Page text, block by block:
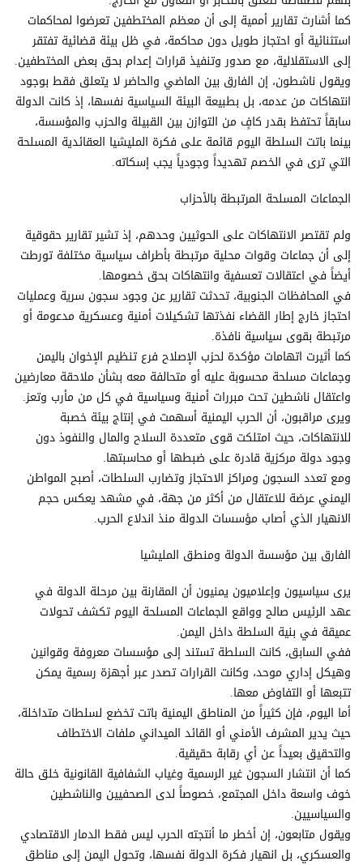
كما أشارت تقارير أممية إلى أن معظم المختطفين تعرضوا لمحاكمات
استثنائية أو احتجاز طويل دون محاكمة، في ظل بيئة قضائية تفتقر
إلى الاستقلالية، مع صدور وتنفيذ قرارات إعدام بحق بعض المختطفين.
ويقول ناشطون، إن الفارق بين الماضي والحاضر لا يتعلق فقط بوجود
انتهاكات من عدمه، بل بطبيعة البيئة السياسية نفسها، إذ كانت الدولة
سابقاً تحتفظ بقدر كافٍ من التوازن بين القبيلة والحزب والمؤسسة،
بينما باتت السلطة اليوم قائمة على فكرة المليشيا العقائدية المسلحة
التي ترى في الخصم تهديداً وجودياً يجب إسكاته.
الجماعات المسلحة المرتبطة بالأحزاب
ولم تقتصر الانتهاكات على الحوثيين وحدهم، إذ تشير تقارير حقوقية
إلى أن جماعات وقوات محلية مرتبطة بأطراف سياسية مختلفة تورطت
أيضاً في اعتقالات تعسفية وانتهاكات بحق خصومها.
في المحافظات الجنوبية، تحدثت تقارير عن وجود سجون سرية وعمليات
احتجاز خارج إطار القضاء نفذتها تشكيلات أمنية وعسكرية مدعومة أو
مرتبطة بقوى سياسية نافذة.
كما أثيرت اتهامات مؤكدة لحزب الإصلاح فرع تنظيم الإخوان باليمن
وجماعات مسلحة محسوبة عليه أو متحالفة معه بشأن ملاحقة معارضين
واعتقال ناشطين تحت مبررات أمنية وسياسية في كل من مأرب وتعز.
ويرى مراقبون، أن الحرب اليمنية أسهمت في إنتاج بيئة خصبة
للانتهاكات، حيث امتلكت قوى متعددة السلاح والمال والنفوذ دون
وجود دولة مركزية قادرة على ضبطها أو محاسبتها.
ومع تعدد السجون ومراكز الاحتجاز وتضارب السلطات، أصبح المواطن
اليمني عرضة للاعتقال من أكثر من جهة، في مشهد يعكس حجم
الانهيار الذي أصاب مؤسسات الدولة منذ اندلاع الحرب.
الفارق بين مؤسسة الدولة ومنطق المليشيا
يرى سياسيون وإعلاميون يمنيون أن المقارنة بين مرحلة الدولة في
عهد الرئيس صالح وواقع الجماعات المسلحة اليوم تكشف تحولات
عميقة في بنية السلطة داخل اليمن.
ففي السابق، كانت السلطة تستند إلى مؤسسات معروفة وقوانين
وهيكل إداري موحد، وكانت القرارات تصدر عبر أجهزة رسمية يمكن
تتبعها أو التفاوض معها.
أما اليوم، فإن كثيراً من المناطق اليمنية باتت تخضع لسلطات متداخلة،
حيث يدير المشرف الأمني أو القائد الميداني ملفات الاختطاف
والتحقيق بعيداً عن أي رقابة حقيقية.
كما أن انتشار السجون غير الرسمية وغياب الشفافية القانونية خلق حالة
خوف واسعة داخل المجتمع، خصوصاً لدى الصحفيين والناشطين
والسياسيين.
ويقول متابعون، إن أخطر ما أنتجته الحرب ليس فقط الدمار الاقتصادي
والعسكري، بل انهيار فكرة الدولة نفسها، وتحول اليمن إلى مناطق